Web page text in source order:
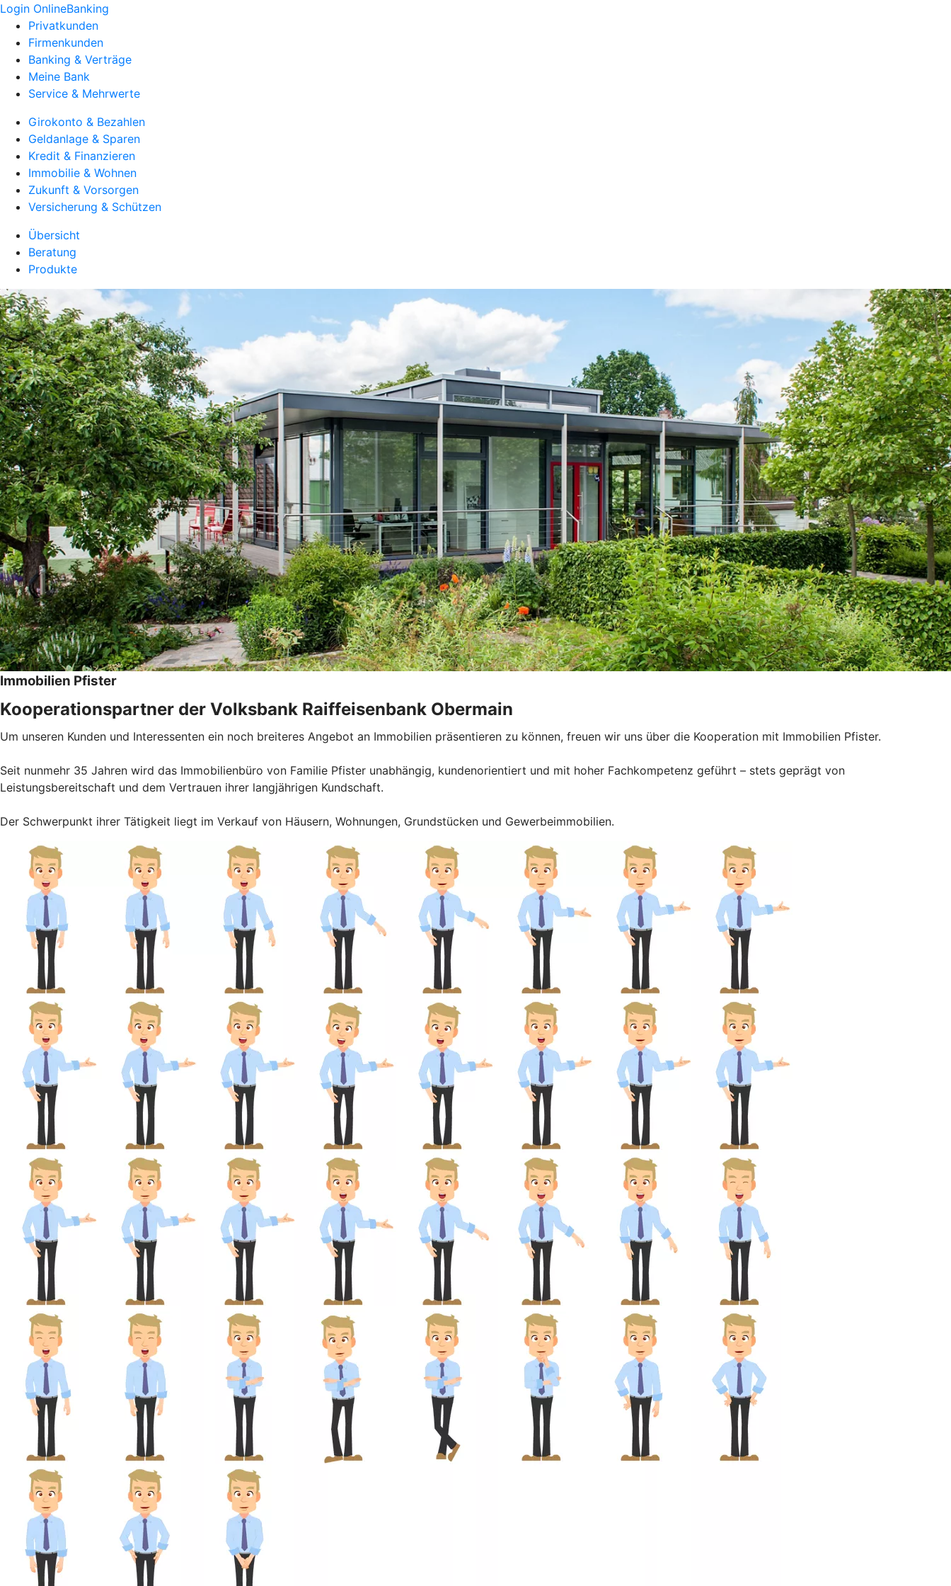
Login OnlineBanking
Privatkunden
Firmenkunden
Banking & Verträge
Meine Bank
Service & Mehrwerte
Girokonto & Bezahlen
Geldanlage & Sparen
Kredit & Finanzieren
Immobilie & Wohnen
Zukunft & Vorsorgen
Versicherung & Schützen
Übersicht
Beratung
Produkte
Immobilien Pfister
Kooperationspartner der Volksbank Raiffeisenbank Obermain
Um unseren Kunden und Interessenten ein noch breiteres Angebot an Immobilien präsentieren zu können, freuen wir uns über die Kooperation mit Immobilien Pfister.
Seit nunmehr 35 Jahren wird das Immobilienbüro von Familie Pfister unabhängig, kundenorientiert und mit hoher Fachkompetenz geführt – stets geprägt von
Leistungsbereitschaft und dem Vertrauen ihrer langjährigen Kundschaft.
Der Schwerpunkt ihrer Tätigkeit liegt im Verkauf von Häusern, Wohnungen, Grundstücken und Gewerbeimmobilien.